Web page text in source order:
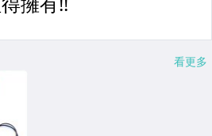
看更多